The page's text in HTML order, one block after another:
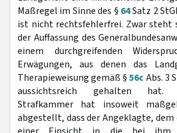
Maßregel im Sinne des § 64Satz 2
ist nicht rechtsfehlerfrei. Zwar steht
der Auffassung des
einem durchgreifenden
Erwägungen, aus denen das
Therapieweisung gemäß §56cAbs. 3
aussichtsreich gehalten
Strafkammer hat insoweit
abgestellt, dass der Angeklagte, dem